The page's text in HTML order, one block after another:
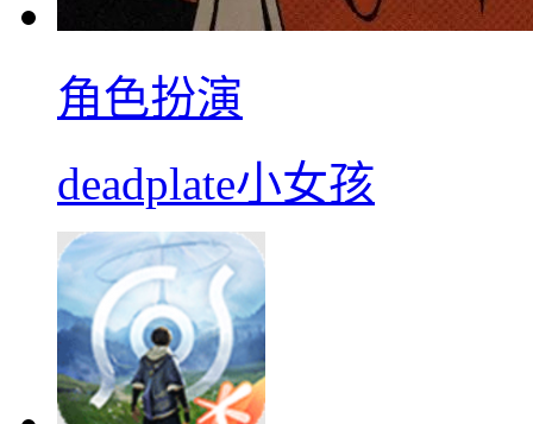
角色扮演
deadplate小女孩